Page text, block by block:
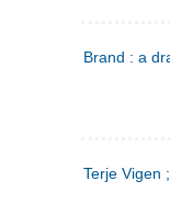
Brand : a
Terje Vigen